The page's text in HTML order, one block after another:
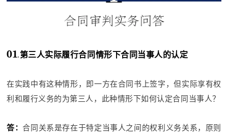
01.第三人实际履行合同情形下合同当事人的认定
在实践中有这种情形，即一方在合同书上签字，但实际享有权
利和履行义务的为第三人，此种情形下如何认定合同当事人？
答： 合同关系是存在于特定当事人之间的权利义务关系，原则